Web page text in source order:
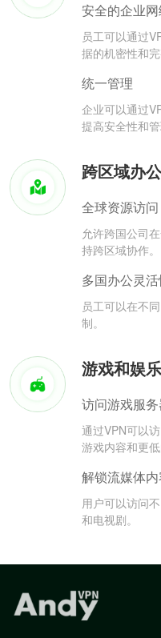
安全的企业
员工可以通过
据的机密性和完
统一管理
企业可以通过
提高安全性和管
跨区域办公
全球资源访问
允许跨国公司
持跨区域协作。
多国办公灵
员工可以在不
制。
游戏和娱乐
访问游戏服
通过VPN可以
游戏内容和更低
解锁流媒体
用户可以访问
和电视剧。